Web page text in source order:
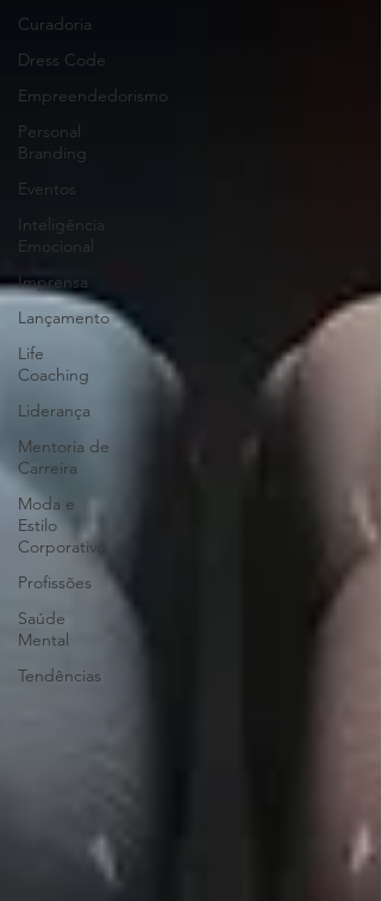
Curadoria
Dress Code
Empreendedorismo
Personal
Branding
Eventos
Inteligência
Emocional
Imprensa
Lançamento
Life
Coaching
Liderança
Mentoria de
Carreira
Moda e
Estilo
Corporativo
Profissões
Saúde
Mental
Tendências